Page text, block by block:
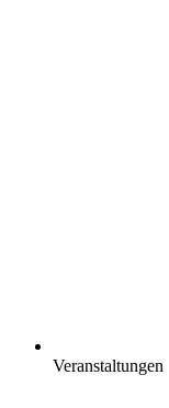
Veranstaltungen